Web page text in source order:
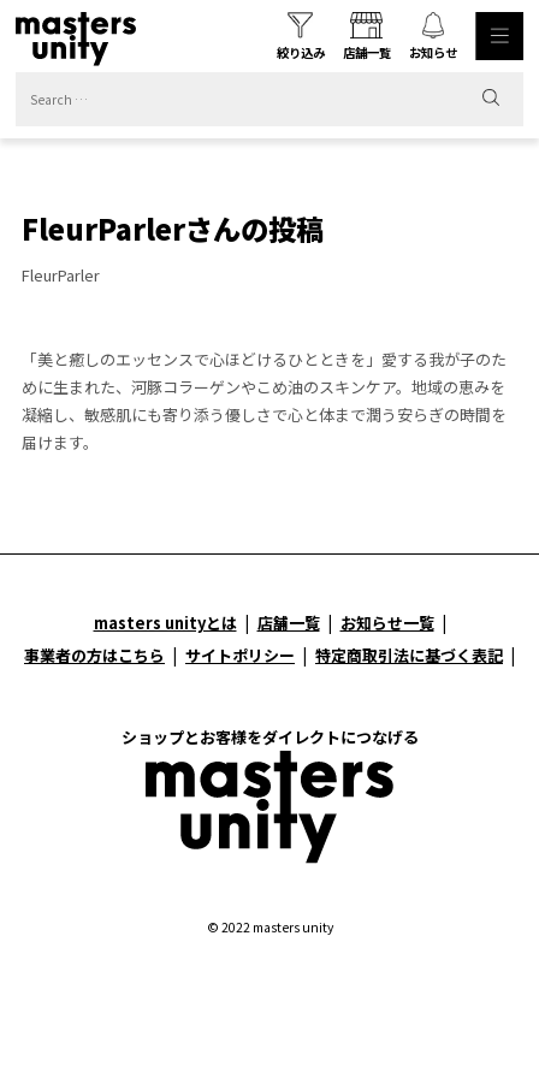
絞り込み 店舗一覧 お知らせ
FleurParlerさんの投稿
FleurParler
「美と癒しのエッセンスで心ほどけるひとときを」愛する我が子のた
めに生まれた、河豚コラーゲンやこめ油のスキンケア。地域の恵みを
凝縮し、敏感肌にも寄り添う優しさで心と体まで潤う安らぎの時間を
届けます。
masters unityとは 店舗一覧
お知らせ一覧
事業者の方はこちら
サイトポリシー 特定商取引法に基づく表記
ショップとお客様をダイレクトにつなげる
© 2022 masters unity